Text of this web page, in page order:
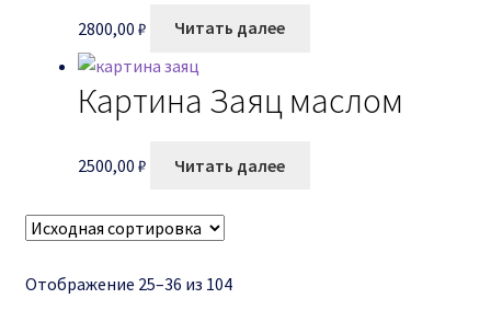
2800,00 ₽ Читать далее
Картина Заяц маслом
2500,00 ₽ Читать далее
Отображение 25–36 из 104